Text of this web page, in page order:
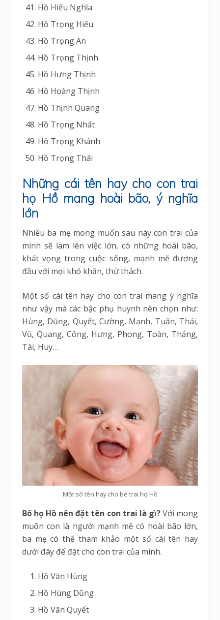
Hồ Hiếu Nghĩa
Hồ Trọng Hiếu
Hồ Trọng An
Hồ Trọng Thịnh
Hồ Hưng Thịnh
Hồ Hoàng Thịnh
Hồ Thịnh Quang
Hồ Trọng Nhất
Hồ Trọng Khánh
Hồ Trọng Thái
Những cái tên hay cho con trai
họ Hồ mang hoài bão, ý nghĩa
lớn
Nhiều ba mẹ mong muốn sau này con trai của
mình sẽ làm lên việc lớn, có những hoài bão,
khát vọng trong cuộc sống, mạnh mẽ đương
đầu với mọi khó khăn, thử thách.
Một số cái tên hay cho con trai mang ý nghĩa
như vậy mà các bậc phụ huynh nên chọn như:
Hùng, Dũng, Quyết, Cường, Mạnh, Tuấn, Thái,
Vũ, Quang, Công, Hưng, Phong, Toàn, Thắng,
Tài, Huy…
Một số tên hay cho bé trai họ Hồ
Bố họ Hồ nên đặt tên con trai là gì?Với mong
muốn con là người mạnh mẽ có hoài bão lớn,
ba mẹ có thể tham khảo một số cái tên hay
dưới đây để đặt cho con trai của mình.
Hồ Văn Hùng
Hồ Hùng Dũng
Hồ Văn Quyết